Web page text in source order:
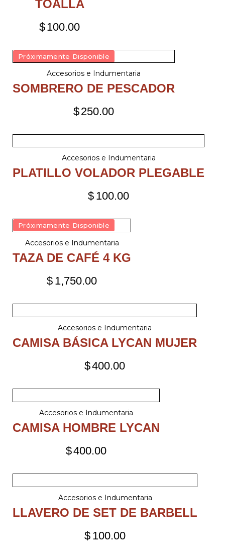
TOALLA
$100.00
Próximamente Disponible
Accesorios e Indumentaria
SOMBRERO DE PESCADOR
$250.00
Accesorios e Indumentaria
PLATILLO VOLADOR PLEGABLE
$ 100.00
Próximamente Disponible
Accesorios e Indumentaria
TAZA DE CAFÉ 4 KG
$ 1,750.00
Accesorios e Indumentaria
CAMISA BÁSICA LYCAN MUJER
$400.00
Accesorios e Indumentaria
CAMISA HOMBRE LYCAN
$400.00
Accesorios e Indumentaria
LLAVERO DE SET DE BARBELL
$ 100.00